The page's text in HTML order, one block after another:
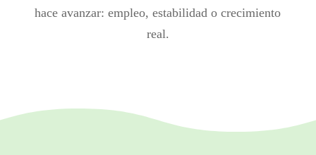
hace avanzar: empleo, estabilidad o crecimiento
real.